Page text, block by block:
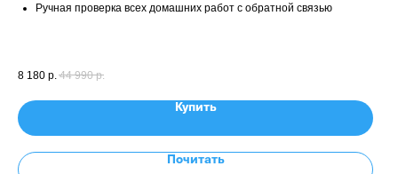
Ручная проверка всех домашних работ с обратной связью
8 180 р. 44 990 р.
Купить
Почитать